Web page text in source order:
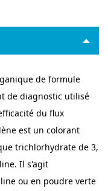
de formule
de diagnostic utilisé
du flux
est un colorant
trichlorhydrate de 3,
Il s'agit
ou en poudre verte